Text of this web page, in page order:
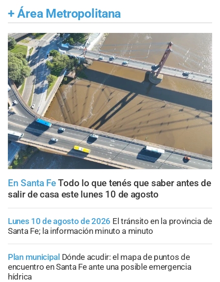
+ Área Metropolitana
En Santa FeTodo lo que tenés que saber antes de
salir de casa este lunes 10 de agosto
Lunes 10 de agosto de 2026 El tránsito en la provincia de
Santa Fe; la información minuto a minuto
Plan municipal Dónde acudir: el mapa de puntos de
encuentro en Santa Fe ante una posible emergencia
hídrica